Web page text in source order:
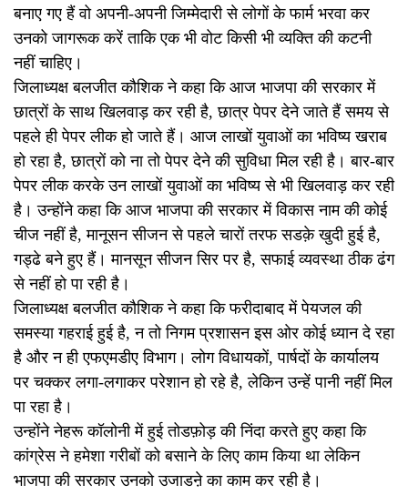
बनाए गए हैं वो अपनी-अपनी जिम्मेदारी से लोगों के फार्म भरवा कर
उनको जागरूक करें ताकि एक भी वोट किसी भी व्यक्ति की कटनी
नहीं चाहिए।
जिलाध्यक्ष बलजीत कौशिक ने कहा कि आज भाजपा की सरकार में
छात्रों के साथ खिलवाड़ कर रही है, छात्र पेपर देने जाते हैं समय से
पहले ही पेपर लीक हो जाते हैं। आज लाखों युवाओं का भविष्य खराब
हो रहा है, छात्रों को ना तो पेपर देने की सुविधा मिल रही है। बार-बार
पेपर लीक करके उन लाखों युवाओं का भविष्य से भी खिलवाड़ कर रही
है। उन्होंने कहा कि आज भाजपा की सरकार में विकास नाम की कोई
चीज नहीं है, मानूसन सीजन से पहले चारों तरफ सडक़े खुदी हुई है,
गड्ढे बने हुए हैं। मानसून सीजन सिर पर है, सफाई व्यवस्था ठीक ढंग
से नहीं हो पा रही है।
जिलाध्यक्ष बलजीत कौशिक ने कहा कि फरीदाबाद में पेयजल की
समस्या गहराई हुई है, न तो निगम प्रशासन इस ओर कोई ध्यान दे रहा
है और न ही एफएमडीए विभाग। लोग विधायकों, पार्षदों के कार्यालय
पर चक्कर लगा-लगाकर परेशान हो रहे है, लेकिन उन्हें पानी नहीं मिल
पा रहा है।
उन्होंने नेहरू कॉलोनी में हुई तोडफ़ोड़ की निंदा करते हुए कहा कि
कांग्रेस ने हमेशा गरीबों को बसाने के लिए काम किया था लेकिन
भाजपा की सरकार उनको उजाडऩे का काम कर रही है।